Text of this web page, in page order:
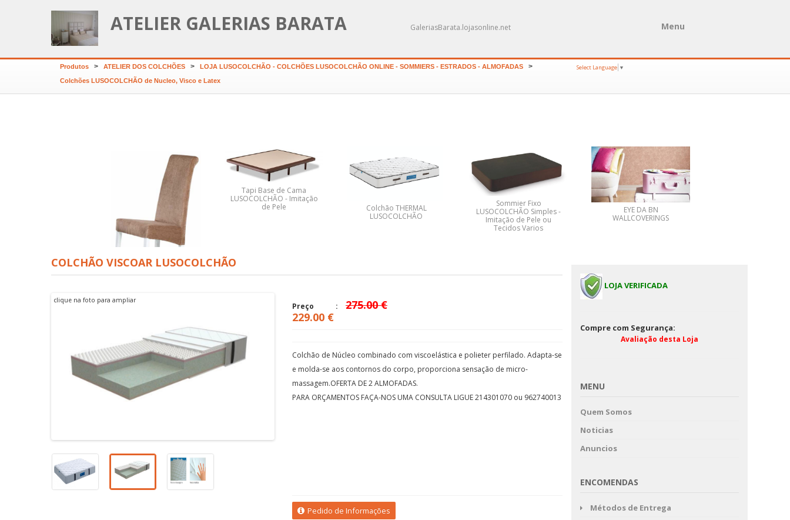
ATELIER GALERIAS BARATA GaleriasBarata.lojasonline.net Menu
Produtos > ATELIER DOS COLCHÕES > LOJA LUSOCOLCHÃO - COLCHÕES LUSOCOLCHÃO ONLINE - SOMMIERS - ESTRADOS - ALMOFADAS >
Colchões LUSOCOLCHÃO de Nucleo, Visco e Latex
Select Language ▼
CADEIRA BONA LOURINI
Tapi Base de Cama
LUSOCOLCHÃO - Imitação
de Pele
Colchão THERMAL
LUSOCOLCHÃO
Sommier Fixo
LUSOCOLCHÃO Simples -
Imitação de Pele ou
Tecidos Varios
EYE DA BN
WALLCOVERINGS
COLCHÃO VISCOAR LUSOCOLCHÃO
clique na foto para ampliar
Preço
275.00 €
229.00 €
Colchão de Núcleo combinado com viscoelástica e polieter perfilado. Adapta-se
e molda-se aos contornos do corpo, proporciona sensação de micro-
massagem.OFERTA DE 2 ALMOFADAS.
PARA ORÇAMENTOS FAÇA-NOS UMA CONSULTA LIGUE 214301070 ou 962740013
Pedido de Informações
LOJA VERIFICADA
Compre com Segurança:
Avaliação desta Loja
MENU
Quem Somos
Noticias
Anuncios
ENCOMENDAS
Métodos de Entrega